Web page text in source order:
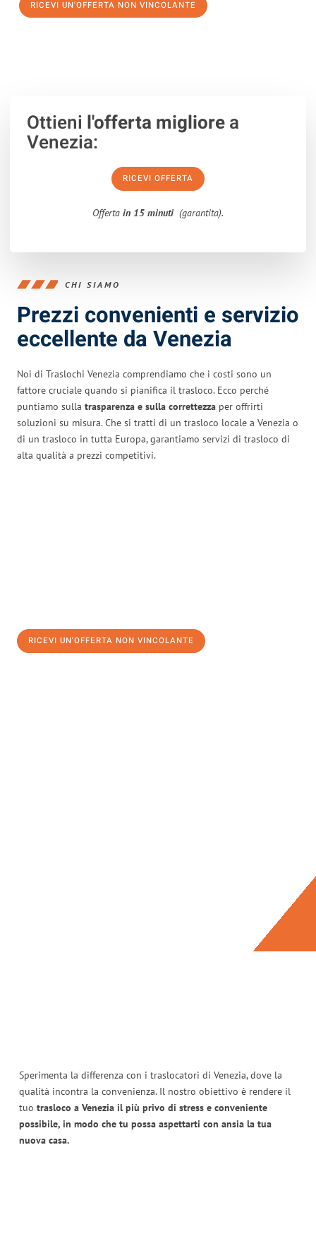
RICEVI UN'OFFERTA NON VINCOLANTE
Ottieni l'offerta migliorea
Venezia:
RICEVI OFFERTA
Offerta in 15 minuti (garantita).
CHI SIAMO
Prezzi convenienti e servizio
eccellente da Venezia
Noi di Traslochi Venezia comprendiamo che i costi sono un
fattore cruciale quando si pianifica il trasloco. Ecco perché
puntiamo sulla trasparenza e sulla correttezza per offrirti
soluzioni su misura. Che si tratti di un trasloco locale a Venezia o
di un trasloco in tutta Europa, garantiamo servizi di trasloco di
alta qualità a prezzi competitivi.
RICEVI UN'OFFERTA NON VINCOLANTE
Sperimenta la differenza con i traslocatori di Venezia, dove la
qualità incontra la convenienza. Il nostro obiettivo è rendere il
tuo trasloco a Venezia il più privo di stress e conveniente
possibile, in modo che tu possa aspettarti con ansia la tua
nuova casa.